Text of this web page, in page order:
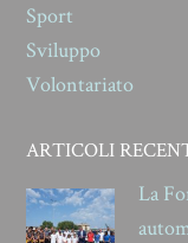
Sport
Sviluppo
Volontariato
ARTICOLI
La